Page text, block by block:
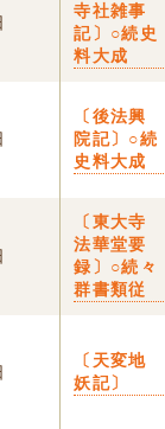
寺社雑事
記〕○続史
料大成
〔後法興
院記〕○続
史料大成
〔東大寺
法華堂要
録〕○続々
群書類従
〔天変地
妖記〕